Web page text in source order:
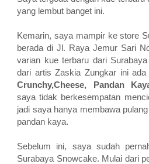
yang lembut banget ini.
Kemarin, saya mampir ke store
berada di Jl. Raya Jemur Sari
varian kue terbaru dari
dari artis Zaskia Zungkar ini
Crunchy,Cheese, Pandan
saya tidak berkesempatan
jadi saya hanya membawa
pandan kaya.
Sebelum ini, saya sudah
Surabaya Snowcake. Mulai dari